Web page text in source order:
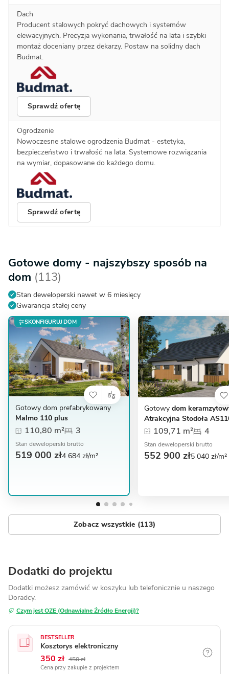
Dach
Producent stalowych pokryć dachowych i systemów
elewacyjnych. Precyzja wykonania, trwałość na lata i szybki
montaż doceniany przez dekarzy. Postaw na solidny dach
Budmat.
Sprawdź ofertę
Ogrodzenie
Nowoczesne stalowe ogrodzenia Budmat - estetyka,
bezpieczeństwo i trwałość na lata. Systemowe rozwiązania
na wymiar, dopasowane do każdego domu.
Sprawdź ofertę
Gotowe domy - najszybszy sposób na
dom (113)
Stan deweloperski nawet w 6 miesięcy
Gwarancja stałej ceny
SKONFIGURUJ DOM
Gotowy dom prefabrykowany
Malmo 110 plus
110,80 m² 3
Stan deweloperski brutto
519 000 zł4 684 zł/m²
Gotowy dom
Atrakcyjna Stodoła
109,71 m² 4
Stan deweloperski brutto
552 900 zł5 040 zł/m²
Zobacz wszystkie (113)
Dodatki do projektu
Dodatki możesz zamówić w koszyku lub telefonicznie u naszego
Doradcy.
Czym jest OZE (Odnawialne Źródło Energii)?
BESTSELLER
Kosztorys elektroniczny
450 zł
350 zł
Cena przy zakupie z projektem